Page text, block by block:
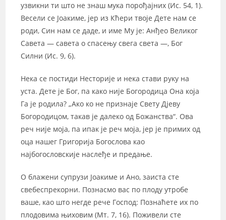
узвикни ти што не знаш мука порођајних (Ис. 54, 1).
Весели се Јоакиме, јер из Кћери твоје Дете нам се
роди, Син нам се даде, и име Му је: Анђео Великог
Савета — савета о спасењу свега света —, Бог
Силни (Ис. 9, 6).
Нека се постиди Несторије и нека стави руку на
уста. Дете је Бог, па како није Богородица Она која
Га је родила? „Ако ко не признаје Свету Дјеву
Богородицом, такав је далеко од Божанства“. Ова
реч није моја, па ипак је реч моја, јер је примих од
оца нашег Григорија Богослова као
најбогословскије наслеђе и предање.
О блажени супрузи Јоакиме и Ано, заиста сте
свебеспрекорни. Познасмо вас по плоду утробе
ваше, као што негде рече Господ: Познаћете их по
плодовима њиховим (Мт. 7, 16). Поживели сте